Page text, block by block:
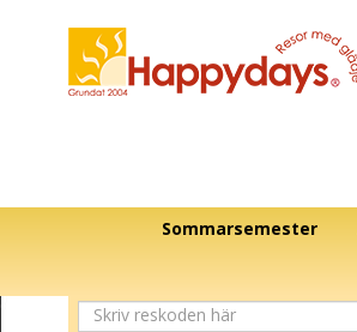
Sommarsemester